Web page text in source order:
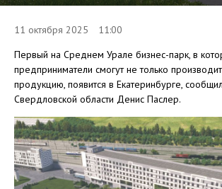
11 октября 2025 11:00
Первый на Среднем Урале бизнес-парк, в
предприниматели смогут не только
продукцию, появится в Екатеринбурге,
Свердловской области Денис Паслер.